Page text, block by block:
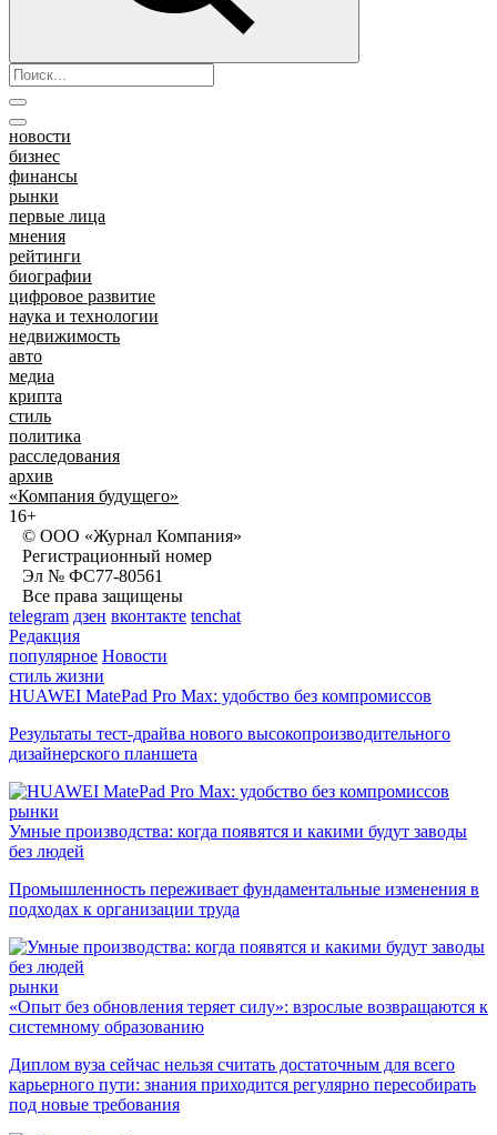
новости
бизнес
финансы
рынки
первые лица
мнения
рейтинги
биографии
цифровое развитие
наука и технологии
недвижимость
авто
медиа
крипта
стиль
политика
расследования
архив
«Компания будущего»
16+
© ООО «Журнал Компания»
Регистрационный номер
Эл № ФС77-80561
Все права защищены
telegram дзен вконтакте tenchat
Редакция
популярное Новости
стиль жизни
HUAWEI MatePad Pro Max: удобство без компромиссов
Результаты тест-драйва нового высокопроизводительного
дизайнерского планшета
рынки
Умные производства: когда появятся и какими будут заводы
без людей
Промышленность переживает фундаментальные изменения в
подходах к организации труда
рынки
«Опыт без обновления теряет силу»: взрослые возвращаются к
системному образованию
Диплом вуза сейчас нельзя считать достаточным для всего
карьерного пути: знания приходится регулярно пересобирать
под новые требования